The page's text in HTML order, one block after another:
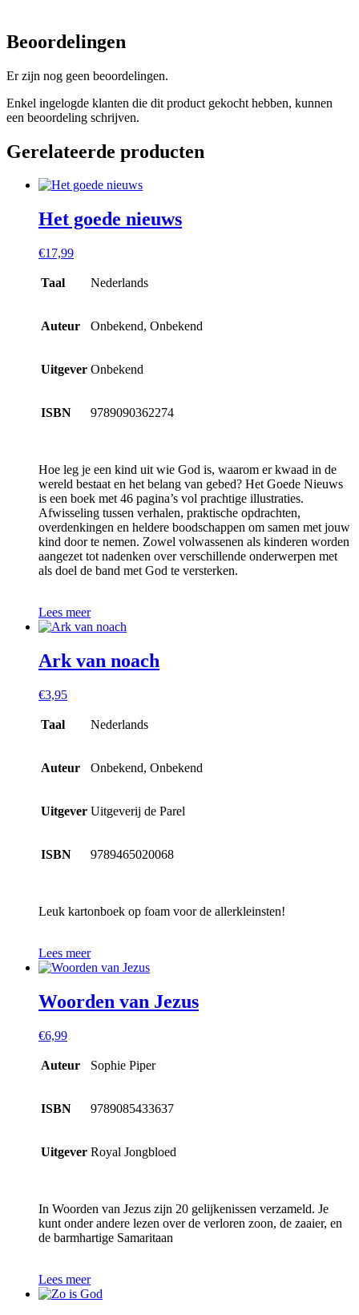
Beoordelingen
Er zijn nog geen beoordelingen.
Enkel ingelogde klanten die dit product gekocht hebben, kunnen
een beoordeling schrijven.
Gerelateerde producten
Het goede nieuws
€17,99
Taal Nederlands
Auteur Onbekend, Onbekend
Uitgever Onbekend
ISBN 9789090362274
Hoe leg je een kind uit wie God is, waarom er kwaad in de
wereld bestaat en het belang van gebed? Het Goede Nieuws
is een boek met 46 pagina’s vol prachtige illustraties.
Afwisseling tussen verhalen, praktische opdrachten,
overdenkingen en heldere boodschappen om samen met jouw
kind door te nemen. Zowel volwassenen als kinderen worden
aangezet tot nadenken over verschillende onderwerpen met
als doel de band met God te versterken.
Lees meer
Ark van noach
€3,95
Taal Nederlands
Auteur Onbekend, Onbekend
Uitgever Uitgeverij de Parel
ISBN 9789465020068
Leuk kartonboek op foam voor de allerkleinsten!
Lees meer
Woorden van Jezus
€6,99
Auteur Sophie Piper
ISBN 9789085433637
Uitgever Royal Jongbloed
In Woorden van Jezus zijn 20 gelijkenissen verzameld. Je
kunt onder andere lezen over de verloren zoon, de zaaier, en
de barmhartige Samaritaan
Lees meer